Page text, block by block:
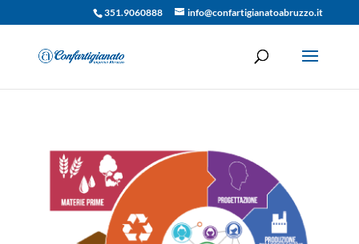
351.9060888 info@confartigianatoabruzzo.it